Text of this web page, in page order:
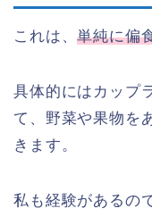
これは、単純に偏
具体的にはカップ
て、野菜や果物を
きます。
私も経験があるの